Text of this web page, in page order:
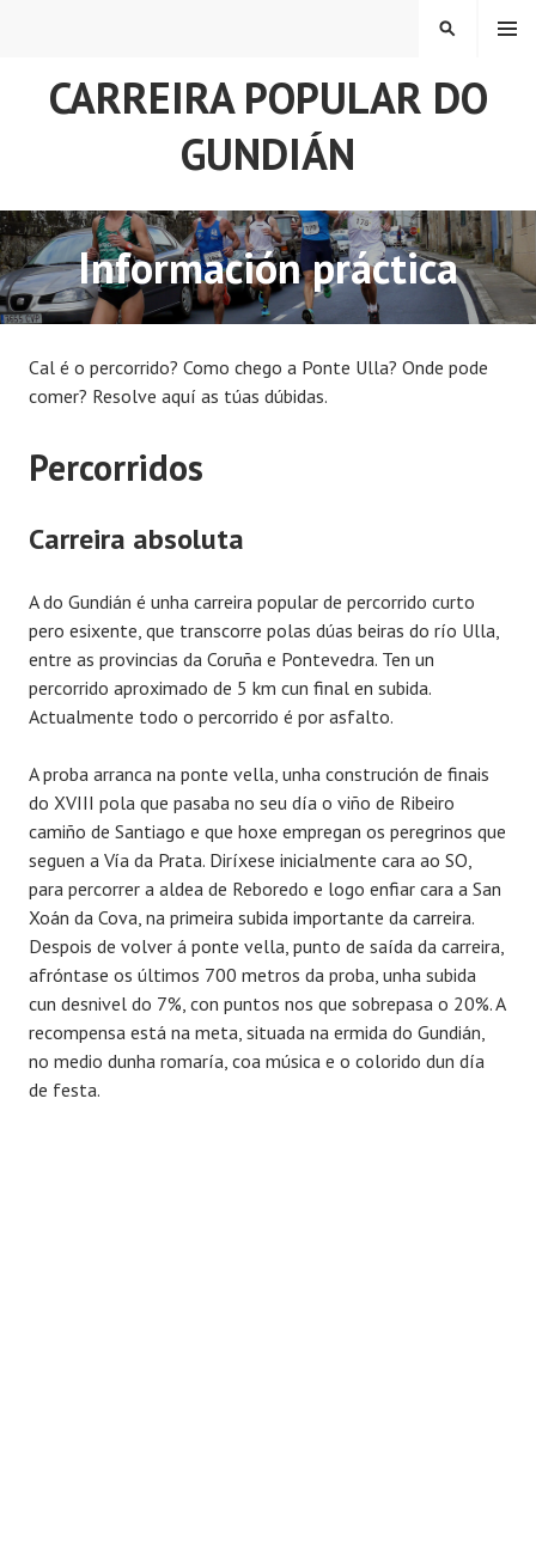
CARREIRA POPULAR DO
GUNDIÁN
MENU
SEARCH
Información práctica
Cal é o percorrido? Como chego a Ponte Ulla? Onde pode
comer? Resolve aquí as túas dúbidas.
Percorridos
Carreira absoluta
A do Gundián é unha carreira popular de percorrido curto
pero esixente, que transcorre polas dúas beiras do río Ulla,
entre as provincias da Coruña e Pontevedra. Ten un
percorrido aproximado de 5 km cun final en subida.
Actualmente todo o percorrido é por asfalto.
A proba arranca na ponte vella, unha construción de finais
do XVIII pola que pasaba no seu día o viño de Ribeiro
camiño de Santiago e que hoxe empregan os peregrinos que
seguen a Vía da Prata. Diríxese inicialmente cara ao SO,
para percorrer a aldea de Reboredo e logo enfiar cara a San
Xoán da Cova, na primeira subida importante da carreira.
Despois de volver á ponte vella, punto de saída da carreira,
afróntase os últimos 700 metros da proba, unha subida
cun desnivel do 7%, con puntos nos que sobrepasa o 20%. A
recompensa está na meta, situada na ermida do Gundián,
no medio dunha romaría, coa música e o colorido dun día
de festa.